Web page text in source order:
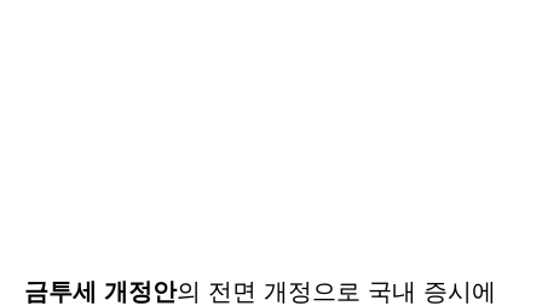
금투세 개정안의 전면 개정으로 국내 증시에